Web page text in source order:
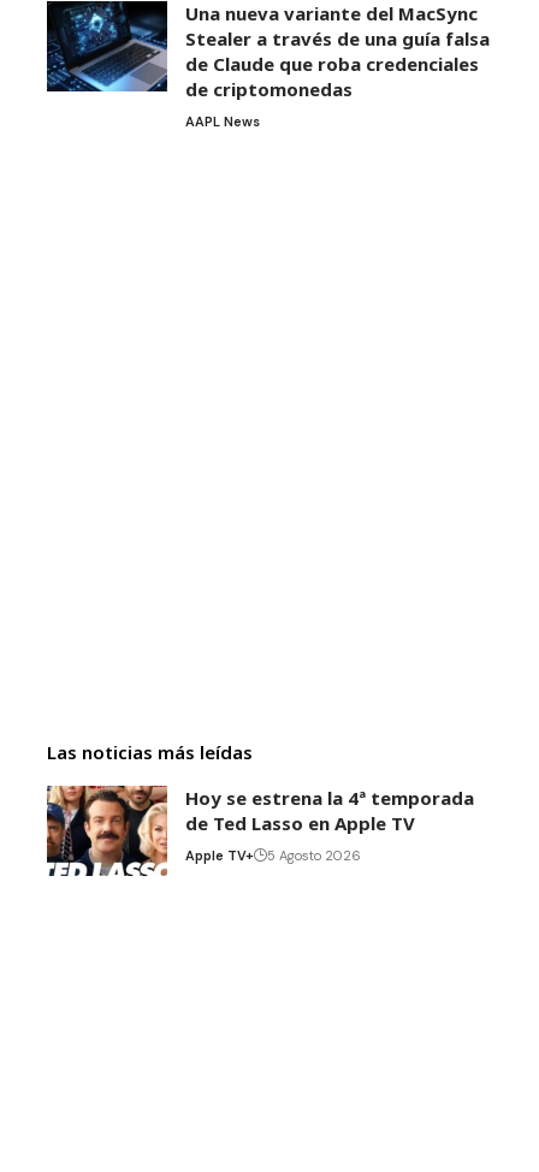
Una nueva variante del MacSync
Stealer a través de una guía falsa
de Claude que roba credenciales
de criptomonedas
AAPL News
Las noticias más leídas
Hoy se estrena la 4ª temporada
de Ted Lasso en Apple TV
Apple TV+ 5 Agosto 2026